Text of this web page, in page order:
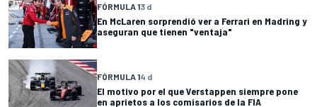
FÓRMULA 13 d
En McLaren sorprendió ver a Ferrari en Madring y
aseguran que tienen "ventaja"
FÓRMULA 14 d
El motivo por el que Verstappen siempre pone
en aprietos a los comisarios de la FIA